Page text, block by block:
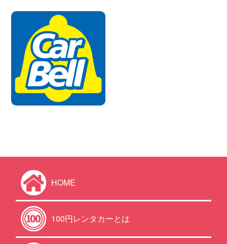
HOME
100円レンタカーとは